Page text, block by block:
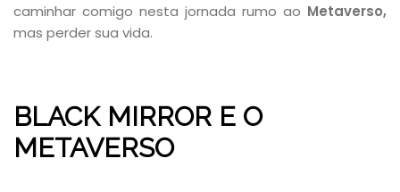
caminhar comigo nesta jornada rumo ao Metaverso,
mas perder sua vida.
BLACK MIRROR E O
METAVERSO